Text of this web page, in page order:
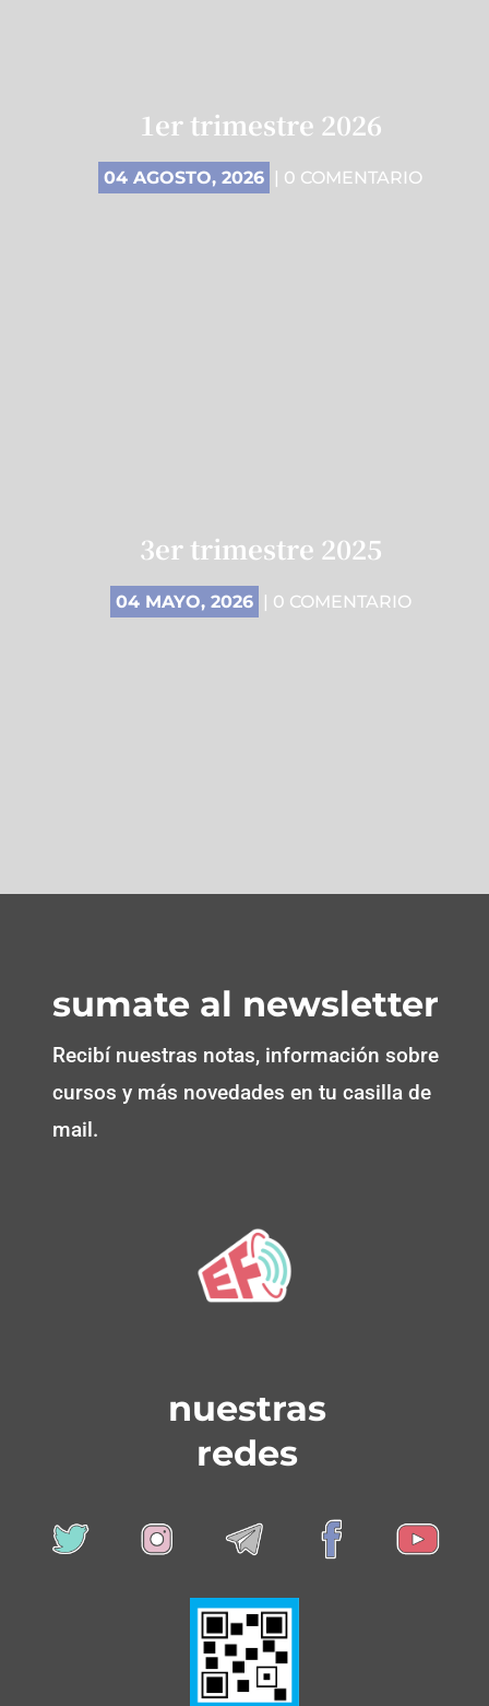
1er trimestre 2026
04 AGOSTO, 2026 | 0 COMENTARIO
3er trimestre 2025
04 MAYO, 2026 | 0 COMENTARIO
sumate al newsletter
Recibí nuestras notas, información sobre
cursos y más novedades en tu casilla de
mail.
nuestras
redes